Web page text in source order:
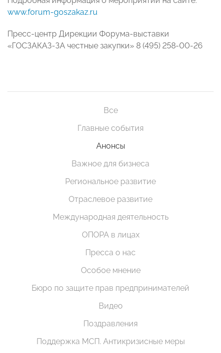
www.forum-goszakaz.ru
Пресс-центр Дирекции Форума-выставки
«ГОСЗАКАЗ-ЗА честные закупки» 8 (495) 258-00-26
Все
Главные события
Анонсы
Важное для бизнеса
Региональное развитие
Отраслевое развитие
Международная деятельность
ОПОРА в лицах
Пресса о нас
Особое мнение
Бюро по защите прав предпринимателей
Видео
Поздравления
Поддержка МСП. Антикризисные меры